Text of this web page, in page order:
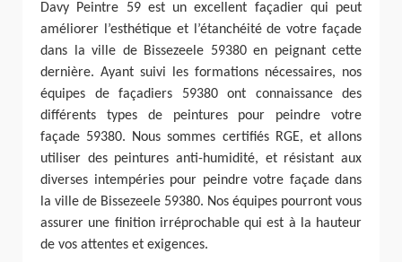
Davy Peintre 59 est un excellent façadier qui peut
améliorer l’esthétique et l’étanchéité de votre façade
dans la ville de Bissezeele 59380 en peignant cette
dernière. Ayant suivi les formations nécessaires, nos
équipes de façadiers 59380 ont connaissance des
différents types de peintures pour peindre votre
façade 59380. Nous sommes certifiés RGE, et allons
utiliser des peintures anti-humidité, et résistant aux
diverses intempéries pour peindre votre façade dans
la ville de Bissezeele 59380. Nos équipes pourront vous
assurer une finition irréprochable qui est à la hauteur
de vos attentes et exigences.